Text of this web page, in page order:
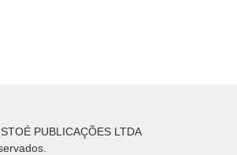
PUBLICAÇÕES LTDA